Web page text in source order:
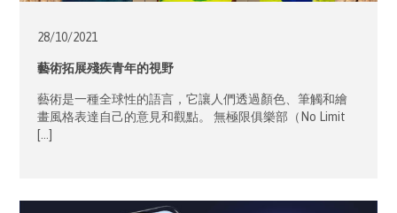
28/10/2021
藝術拓展殘疾青年的視野
藝術是一種全球性的語言，它讓人們透過顏色、筆觸和繪
畫風格表達自己的意見和觀點。 無極限俱樂部（No Limit
[…]